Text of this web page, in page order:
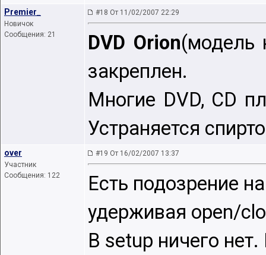
Premier_
Новичок
Сообщения: 21
#18 От 11/02/2007 22:29
DVD Orion(модель
закреплен.
Многие DVD, CD
Устраняется
over
Участник
Сообщения: 122
#19 От 16/02/2007 13:37
Есть подозрение
удерживая open/
В setup ничего